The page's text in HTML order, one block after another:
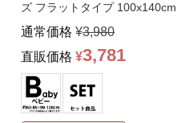
ズ フラットタイプ 100x140cm
通常価格 ¥3,980
直販価格 ¥3,781